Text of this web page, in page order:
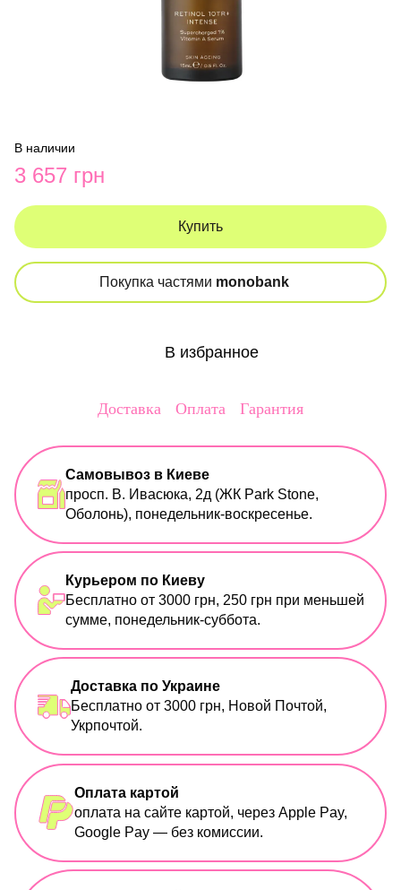
В наличии
3 657 грн
Купить
Покупка частями monobank
В избранное
Доставка Оплата Гарантия
Самовывоз в Киеве
просп. В. Ивасюка, 2д (ЖК Park Stone,
Оболонь), понедельник-воскресенье.
Курьером по Киеву
Бесплатно от 3000 грн, 250 грн при меньшей
сумме, понедельник-суббота.
Доставка по Украине
Бесплатно от 3000 грн, Новой Почтой,
Укрпочтой.
Оплата картой
оплата на сайте картой, через Apple Pay,
Google Pay — без комиссии.